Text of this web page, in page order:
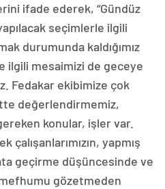
ifade ederek, “Gündüz
seçimlerle ilgili
durumunda kaldığımız
ilgili mesaimizi de geceye
Fedakar ekibimize çok
değerlendirmemiz,
konular, işler var.
yapmış
geçirme düşüncesinde ve
gözetmeden